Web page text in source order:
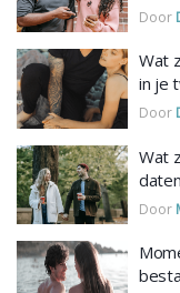
Door
Wat
in je
Door
Wat
Door